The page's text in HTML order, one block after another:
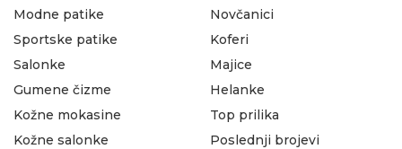
Modne patike
Sportske patike
Salonke
Gumene čizme
Novčanici
Koferi
Majice
Helanke
Kožne mokasine
Kožne salonke
Top prilika
Poslednji brojevi